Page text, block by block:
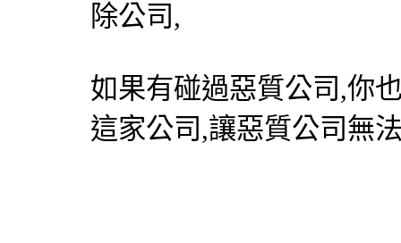
除公司,
如果有碰過惡質公司,你
這家公司,讓惡質公司無